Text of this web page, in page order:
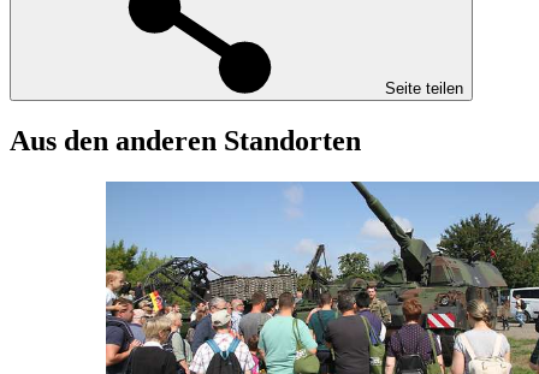
Seite teilen
Aus den anderen Standorten